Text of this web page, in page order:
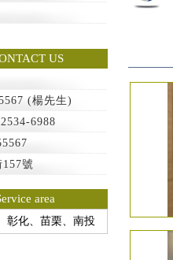
US
(楊先生)
6988
號
area
彰化、苗栗、南投